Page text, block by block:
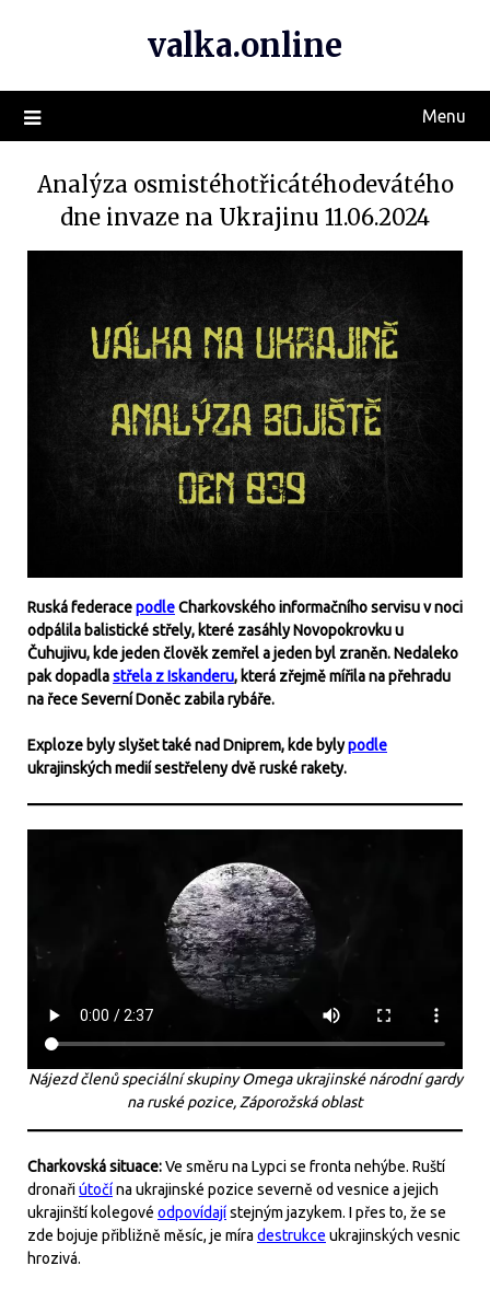
valka.online
Menu
Analýza osmistéhotřicátéhodevátého
dne invaze na Ukrajinu 11.06.2024
Ruská federacepodleCharkovského informačního servisu v noci
odpálila balistické střely, které zasáhly Novopokrovku u
Čuhujivu, kde jeden člověk zemřel a jeden byl zraněn. Nedaleko
pak dopadlastřela z Iskanderu, která zřejmě mířila na přehradu
na řece Severní Doněc zabila rybáře.
Exploze byly slyšet také nad Dniprem, kde bylypodle
ukrajinských medií sestřeleny dvě ruské rakety.
Nájezd členů speciální skupiny Omega ukrajinské národní gardy
na ruské pozice, Záporožská oblast
Charkovská situace:Ve směru na Lypci se fronta nehýbe. Ruští
dronařiútočína ukrajinské pozice severně od vesnice a jejich
ukrajinští kolegové odpovídajístejným jazykem. I přes to, že se
zde bojuje přibližně měsíc, je míra destrukce ukrajinských vesnic
hrozivá.